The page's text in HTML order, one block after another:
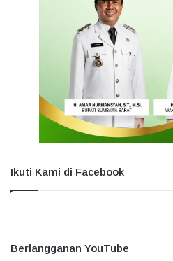
Ikuti Kami di Facebook
Berlangganan YouTube